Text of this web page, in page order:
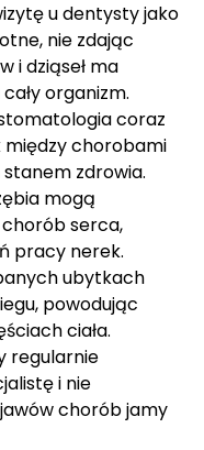
u dentysty jako
nie zdając
i dziąseł ma
organizm.
coraz
między chorobami
zdrowia.
mogą
serca,
pracy nerek.
ubytkach
powodując
ciała.
regularnie
i nie
chorób jamy